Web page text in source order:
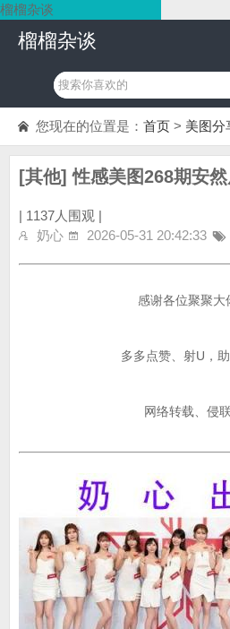
榴榴杂谈
榴榴杂谈
您现在的位置是： 首页 > 美图分
[其他] 性感美图268期安
| 1137人围观 |
奶心
2026-05-31 20:42:33
感谢各位聚聚大
多多点赞、射U，
网络转载、侵